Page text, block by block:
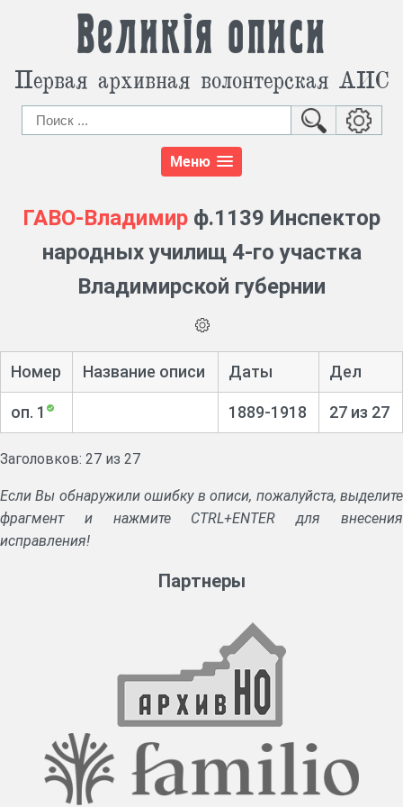
Великія описи
Первая архивная волонтерская АИС
Меню
ГАВО-Владимир ф.1139 Инспектор
народных училищ 4-го участка
Владимирской губернии
Номер Название описи Даты Дел
оп. 1 1889-1918 27 из 27
Заголовков: 27 из 27
Если Вы обнаружили ошибку в описи, пожалуйста, выделите
фрагмент и нажмите CTRL+ENTER для внесения
исправления!
Партнеры